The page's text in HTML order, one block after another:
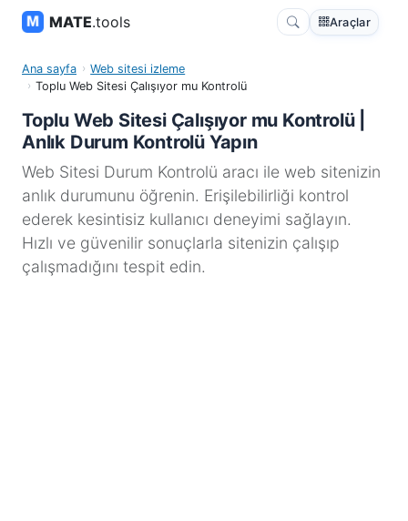
MATE.tools Araçlar
Ana sayfa
Web sitesi izleme
Toplu Web Sitesi Çalışıyor mu Kontrolü
Toplu Web Sitesi Çalışıyor mu Kontrolü |
Anlık Durum Kontrolü Yapın
Web Sitesi Durum Kontrolü aracı ile web sitenizin
anlık durumunu öğrenin. Erişilebilirliği kontrol
ederek kesintisiz kullanıcı deneyimi sağlayın.
Hızlı ve güvenilir sonuçlarla sitenizin çalışıp
çalışmadığını tespit edin.